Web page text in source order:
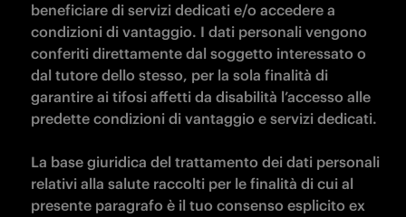
beneficiare di servizi dedicati e/o accedere a
condizioni di vantaggio. I dati personali vengono
conferiti direttamente dal soggetto interessato o
dal tutore dello stesso, per la sola finalità di
garantire ai tifosi affetti da disabilità l’accesso alle
predette condizioni di vantaggio e servizi dedicati.
La base giuridica del trattamento dei dati personali
relativi alla salute raccolti per le finalità di cui al
presente paragrafo è il tuo consenso esplicito ex